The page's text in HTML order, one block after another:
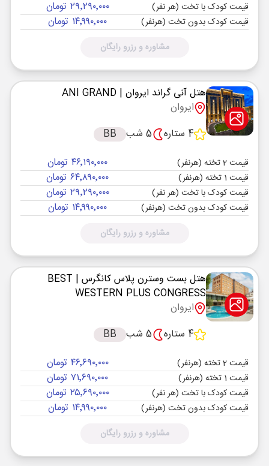
قیمت کودک با تخت (هر نفر) ۲۹٬۲۹۰٬۰۰۰ تومان
قیمت کودک بدون تخت (هرنفر) ۱۴٬۹۹۰٬۰۰۰ تومان
مشاوره و رزرو رایگان
هتل آنی گراند ایروان | ANI GRAND
ایروان
4 ستاره
5 شب BB
قیمت 2 تخته (هرنفر) ۴۶٬۱۹۰٬۰۰۰ تومان
قیمت 1 تخته (هرنفر) ۶۴٬۸۹۰٬۰۰۰ تومان
قیمت کودک با تخت (هر نفر) ۲۹٬۲۹۰٬۰۰۰ تومان
قیمت کودک بدون تخت (هرنفر) ۱۴٬۹۹۰٬۰۰۰ تومان
مشاوره و رزرو رایگان
هتل بست وسترن پلاس کانگرس | BEST
WESTERN PLUS CONGRESS
ایروان
4 ستاره
5 شب BB
قیمت 2 تخته (هرنفر) ۴۶٬۶۹۰٬۰۰۰ تومان
قیمت 1 تخته (هرنفر) ۷۱٬۶۹۰٬۰۰۰ تومان
قیمت کودک با تخت (هر نفر) ۲۵٬۶۹۰٬۰۰۰ تومان
قیمت کودک بدون تخت (هرنفر) ۱۴٬۹۹۰٬۰۰۰ تومان
مشاوره و رزرو رایگان